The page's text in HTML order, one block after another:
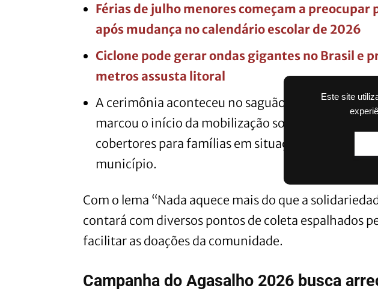
Este site
Férias de julho menores começam a preocupar
após mudança no calendário escolar de 2026
Ciclone pode gerar ondas gigantes no Brasil e
metros assusta litoral
A cerimônia aconteceu no saguão do Centro
marcou o início da mobilização solidária que busca
cobertores para famílias em situação de
município.
Com o lema “Nada aquece mais do que a
contará com diversos pontos de coleta espalhados
facilitar as doações da comunidade.
Campanha do Agasalho 2026 busca